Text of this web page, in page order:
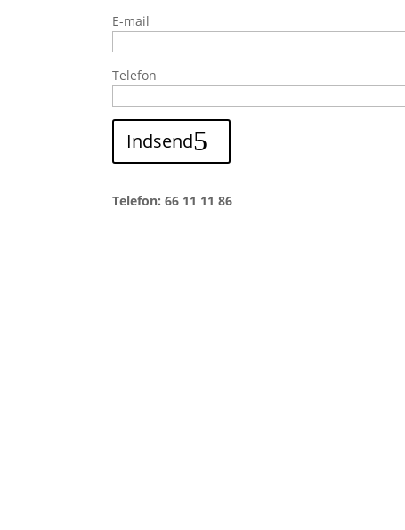
E-mail
Telefon
Indsend
Telefon: 66 11 11 86